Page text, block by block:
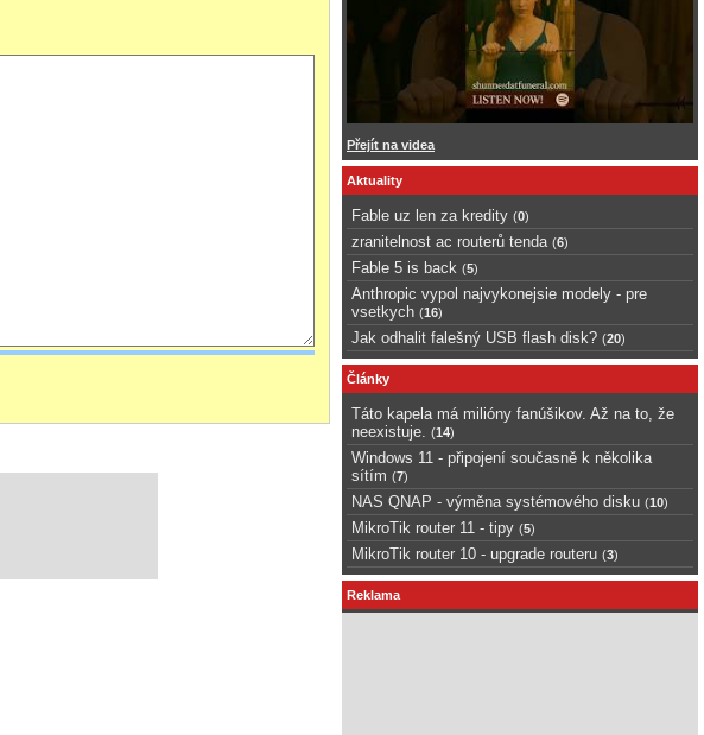
Přejít na videa
Aktuality
Fable uz len za kredity (0)
zranitelnost ac routerů tenda (6)
Fable 5 is back (5)
Anthropic vypol najvykonejsie modely - pre
vsetkych (16)
Jak odhalit falešný USB flash disk? (20)
Články
Táto kapela má milióny fanúšikov. Až na to, že
neexistuje.
(14)
Windows 11 - připojení současně k několika
sítím (7)
NAS QNAP - výměna systémového disku (10)
MikroTik router 11 - tipy (5)
MikroTik router 10 - upgrade routeru (3)
Reklama